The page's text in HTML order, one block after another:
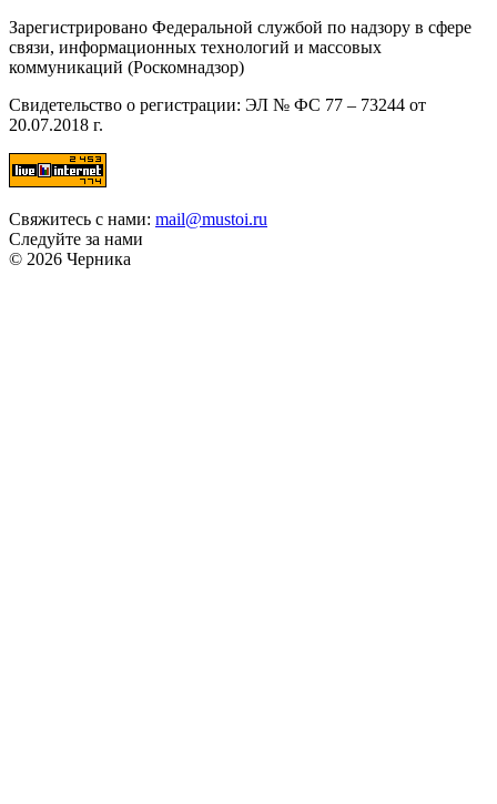
Зарегистрировано Федеральной службой по надзору в сфере
связи, информационных технологий и массовых
коммуникаций (Роскомнадзор)
Свидетельство о регистрации: ЭЛ № ФС 77 – 73244 от
20.07.2018 г.
Свяжитесь с нами: mail@mustoi.ru
Следуйте за нами
© 2026 Черника